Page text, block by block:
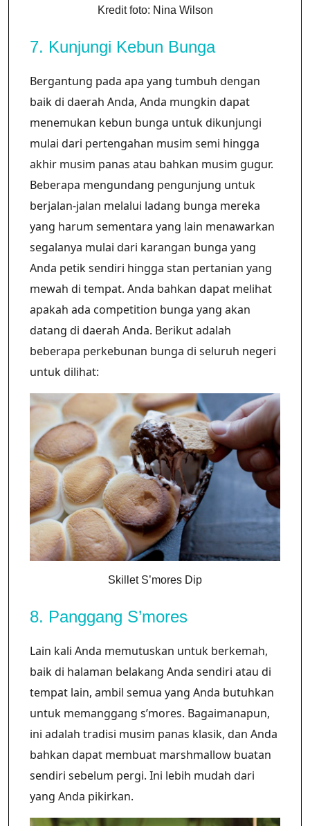
Kredit foto: Nina Wilson
7. Kunjungi Kebun Bunga
Bergantung pada apa yang tumbuh dengan
baik di daerah Anda, Anda mungkin dapat
menemukan kebun bunga untuk dikunjungi
mulai dari pertengahan musim semi hingga
akhir musim panas atau bahkan musim gugur.
Beberapa mengundang pengunjung untuk
berjalan-jalan melalui ladang bunga mereka
yang harum sementara yang lain menawarkan
segalanya mulai dari karangan bunga yang
Anda petik sendiri hingga stan pertanian yang
mewah di tempat. Anda bahkan dapat melihat
apakah ada competition bunga yang akan
datang di daerah Anda. Berikut adalah
beberapa perkebunan bunga di seluruh negeri
untuk dilihat:
Skillet S’mores Dip
8. Panggang S’mores
Lain kali Anda memutuskan untuk berkemah,
baik di halaman belakang Anda sendiri atau di
tempat lain, ambil semua yang Anda butuhkan
untuk memanggang s’mores. Bagaimanapun,
ini adalah tradisi musim panas klasik, dan Anda
bahkan dapat membuat marshmallow buatan
sendiri sebelum pergi. Ini lebih mudah dari
yang Anda pikirkan.